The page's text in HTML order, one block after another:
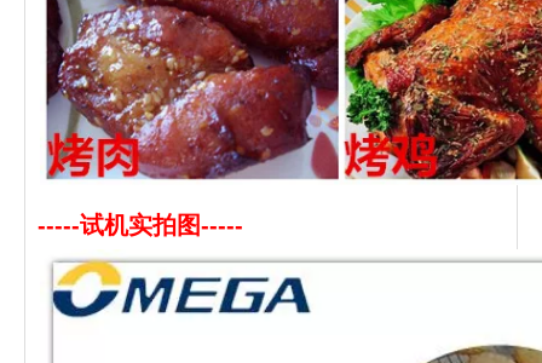
-----试机实拍图-----